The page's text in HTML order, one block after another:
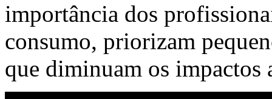
importância dos
consumo, priorizam
que diminuam os